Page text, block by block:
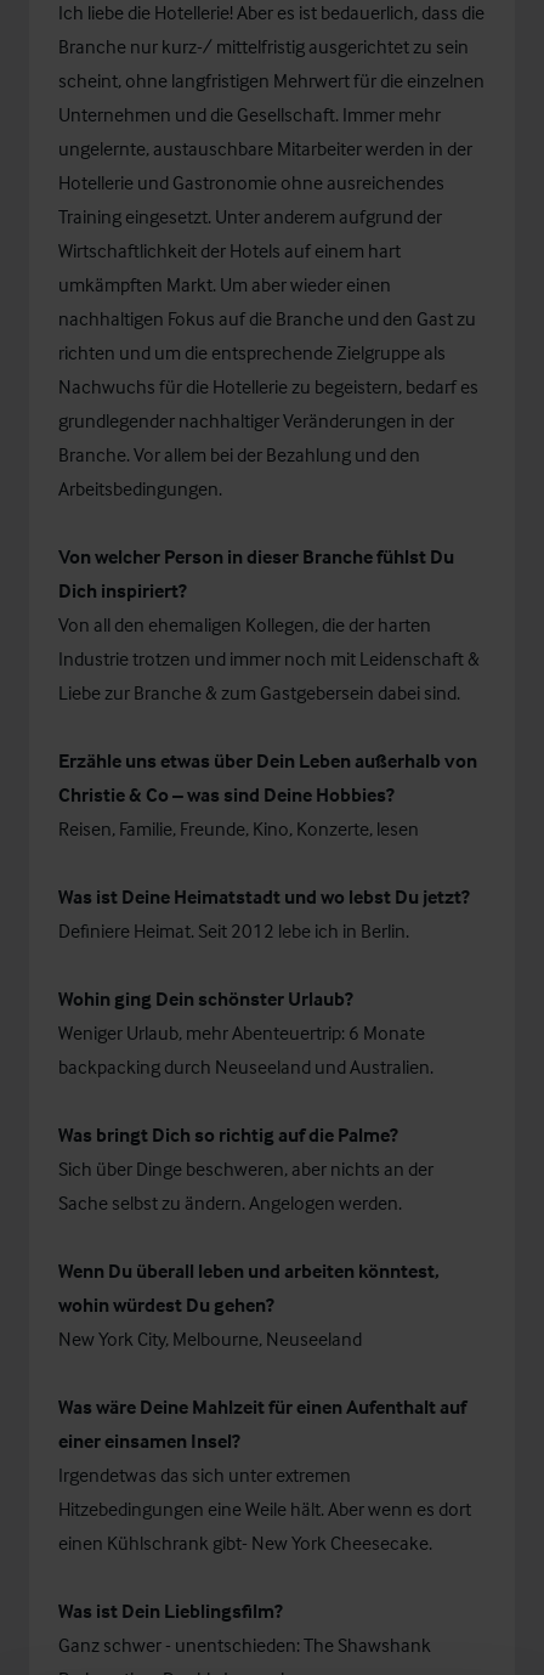
Ich liebe die Hotellerie! Aber es ist bedauerlich, dass die
Branche nur kurz-/ mittelfristig ausgerichtet zu sein
scheint, ohne langfristigen Mehrwert für die einzelnen
Unternehmen und die Gesellschaft. Immer mehr
ungelernte, austauschbare Mitarbeiter werden in der
Hotellerie und Gastronomie ohne ausreichendes
Training eingesetzt. Unter anderem aufgrund der
Wirtschaftlichkeit der Hotels auf einem hart
umkämpften Markt. Um aber wieder einen
nachhaltigen Fokus auf die Branche und den Gast zu
richten und um die entsprechende Zielgruppe als
Nachwuchs für die Hotellerie zu begeistern, bedarf es
grundlegender nachhaltiger Veränderungen in der
Branche. Vor allem bei der Bezahlung und den
Arbeitsbedingungen.
Von welcher Person in dieser Branche fühlst Du
Dich inspiriert?
Von all den ehemaligen Kollegen, die der harten
Industrie trotzen und immer noch mit Leidenschaft &
Liebe zur Branche & zum Gastgebersein dabei sind.
Erzähle uns etwas über Dein Leben außerhalb von
Christie & Co – was sind Deine Hobbies?
Reisen, Familie, Freunde, Kino, Konzerte, lesen
Was ist Deine Heimatstadt und wo lebst Du jetzt?
Definiere Heimat. Seit 2012 lebe ich in Berlin.
Wohin ging Dein schönster Urlaub?
Weniger Urlaub, mehr Abenteuertrip: 6 Monate
backpacking durch Neuseeland und Australien.
Was bringt Dich so richtig auf die Palme?
Sich über Dinge beschweren, aber nichts an der
Sache selbst zu ändern. Angelogen werden.
Wenn Du überall leben und arbeiten könntest,
wohin würdest Du gehen?
New York City, Melbourne, Neuseeland
Was wäre Deine Mahlzeit für einen Aufenthalt auf
einer einsamen Insel?
Irgendetwas das sich unter extremen
Hitzebedingungen eine Weile hält. Aber wenn es dort
einen Kühlschrank gibt- New York Cheesecake.
Was ist Dein Lieblingsfilm?
Ganz schwer - unentschieden: The Shawshank